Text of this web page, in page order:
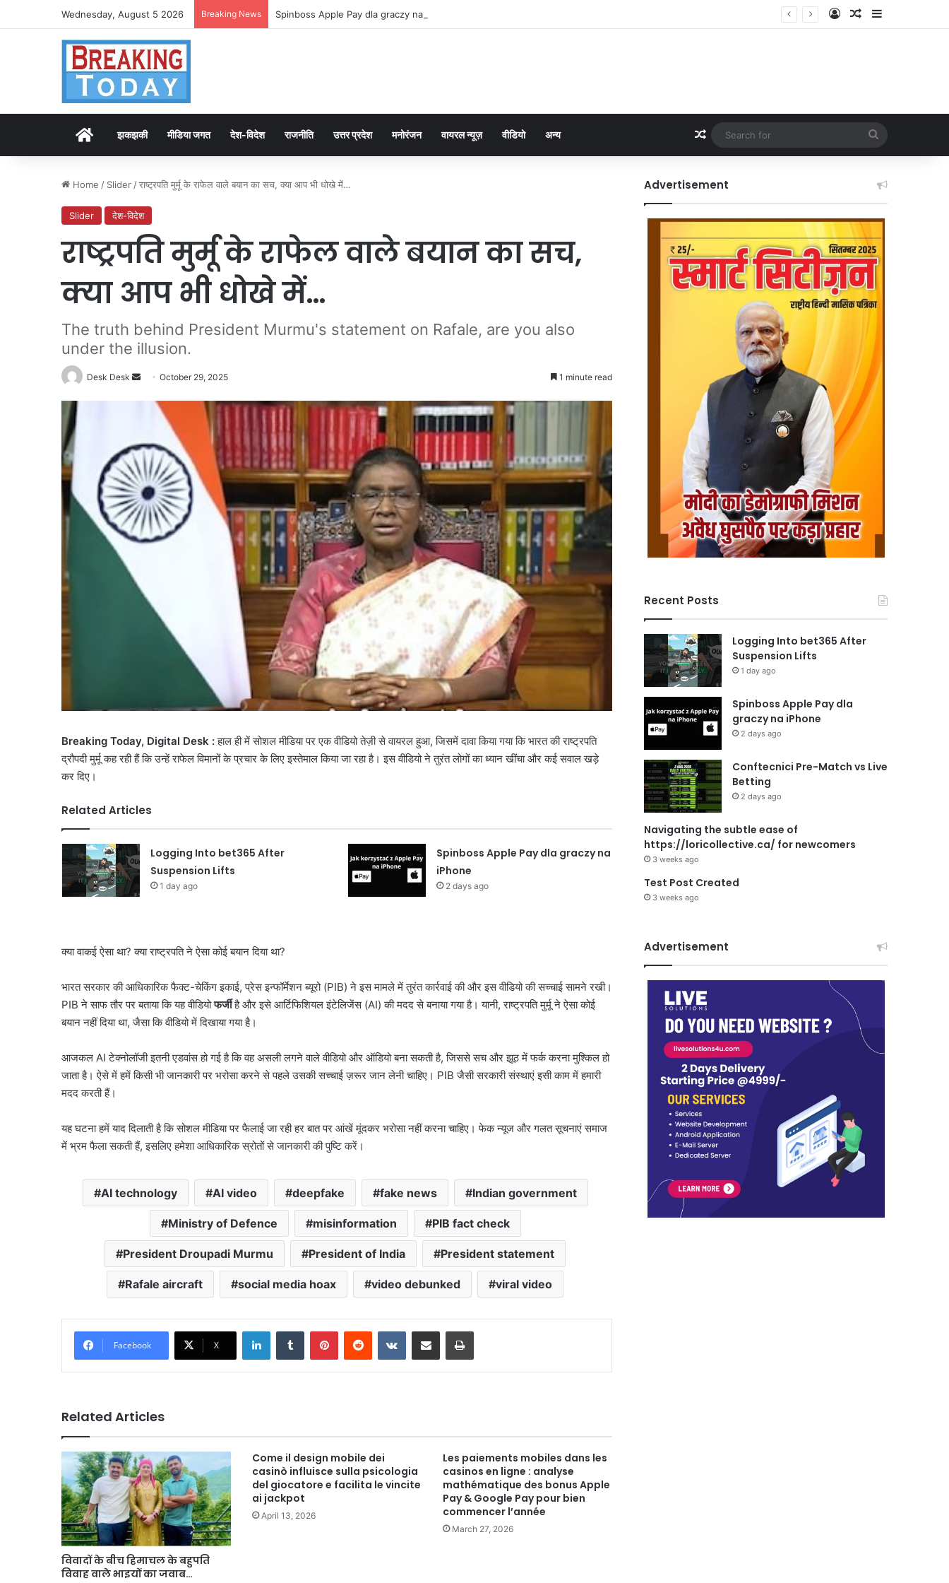
Wednesday, August 5 2026 Breaking News Spinboss Apple Pay dla graczy na iPhone Log InRandom Article
Sidebar
Homeझकझकी मीडिया जगत देश-विदेश राजनीति उत्तर प्रदेश मनोरंजन वायरल न्यूज़ वीडियो अन्य Random Article
for
Home / Slider /राष्ट्रपति मुर्मू के राफेल वाले बयान का सच, क्या आप भी धोखे में…
Slider देश-विदेश
राष्ट्रपति मुर्मू के राफेल वाले बयान का सच,
क्या आप भी धोखे में…
The truth behind President Murmu's statement on Rafale, are you also
under the illusion.
Desk Desk
Send
email
October 29, 2025 1 minute read
Breaking Today, Digital Desk :हाल ही में सोशल मीडिया पर एक वीडियो तेज़ी से वायरल हुआ, जिसमें दावा किया गया कि भारत की राष्ट्रपति
द्रौपदी मुर्मू कह रही हैं कि उन्हें राफेल विमानों के प्रचार के लिए इस्तेमाल किया जा रहा है। इस वीडियो ने तुरंत लोगों का ध्यान खींचा और कई सवाल खड़े
कर दिए।
Related Articles
Logging Into bet365 After
Suspension Lifts
1 day ago
Spinboss Apple Pay dla graczy na
iPhone
2 days ago
क्या वाकई ऐसा था? क्या राष्ट्रपति ने ऐसा कोई बयान दिया था?
भारत सरकार की आधिकारिक फैक्ट-चेकिंग इकाई, प्रेस इन्फॉर्मेशन ब्यूरो (PIB) ने इस मामले में तुरंत कार्रवाई की और इस वीडियो की सच्चाई सामने रखी।
PIB ने साफ तौर पर बताया कि यह वीडियोफर्जीहै और इसे आर्टिफिशियल इंटेलिजेंस (AI) की मदद से बनाया गया है। यानी, राष्ट्रपति मुर्मू ने ऐसा कोई
बयान नहीं दिया था, जैसा कि वीडियो में दिखाया गया है।
आजकल AI टेक्नोलॉजी इतनी एडवांस हो गई है कि वह असली लगने वाले वीडियो और ऑडियो बना सकती है, जिससे सच और झूठ में फर्क करना मुश्किल हो
जाता है। ऐसे में हमें किसी भी जानकारी पर भरोसा करने से पहले उसकी सच्चाई ज़रूर जान लेनी चाहिए। PIB जैसी सरकारी संस्थाएं इसी काम में हमारी
मदद करती हैं।
यह घटना हमें याद दिलाती है कि सोशल मीडिया पर फैलाई जा रही हर बात पर आंखें मूंदकर भरोसा नहीं करना चाहिए। फेक न्यूज और गलत सूचनाएं समाज
में भ्रम फैला सकती हैं, इसलिए हमेशा आधिकारिक स्रोतों से जानकारी की पुष्टि करें।
AI technology AI video deepfake fake news Indian government
Ministry of Defence misinformation PIB fact check
President Droupadi Murmu President of India President statement
Rafale aircraft social media hoax video debunked viral video
Facebook X
LinkedInTumblr PinterestReddit VKontakteShare via Email Print
Related Articles
विवादों के बीच हिमाचल के बहुपति
विवाह वाले भाइयों का जवाब…
Come il design mobile dei
casinò influisce sulla psicologia
del giocatore e facilita le vincite
ai jackpot
April 13, 2026
Les paiements mobiles dans les
casinos en ligne : analyse
mathématique des bonus Apple
Pay & Google Pay pour bien
commencer l’année
March 27, 2026
Advertisement
Recent Posts
Logging Into bet365 After
Suspension Lifts
1 day ago
Spinboss Apple Pay dla
graczy na iPhone
2 days ago
Conftecnici Pre-Match vs Live
Betting
2 days ago
Navigating the subtle ease of
https://loricollective.ca/ for newcomers
3 weeks ago
Test Post Created
3 weeks ago
Advertisement